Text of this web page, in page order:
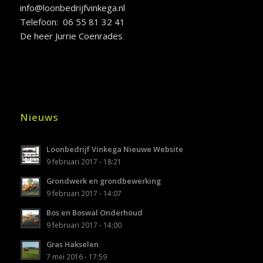
info@loonbedrijfvinkega.nl
Telefoon: 06 55 81 32 41
De heer Jurrie Coenrades
Nieuws
Loonbedrijf Vinkega Nieuwe Website
9 februari 2017 - 18:21
Grondwerk en grondbewerking
9 februari 2017 - 14:07
Bos en Boswal Onderhoud
9 februari 2017 - 14:00
Gras Hakselen
7 mei 2016 - 17:59